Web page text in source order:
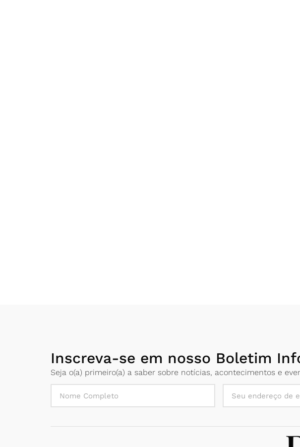
Inscreva-se em nosso Boletim
Seja o(a) primeiro(a) a saber sobre notícias, acontecimentos e